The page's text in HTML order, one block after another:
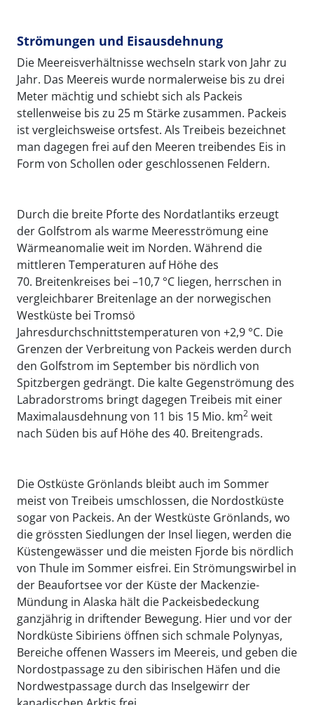
Strömungen und Eisausdehnung
Die Meereisverhältnisse wechseln stark von Jahr zu
Jahr. Das Meereis wurde normalerweise bis zu drei
Meter mächtig und schiebt sich als Packeis
stellenweise bis zu 25 m Stärke zusammen. Packeis
ist vergleichsweise ortsfest. Als Treibeis bezeichnet
man dagegen frei auf den Meeren treibendes Eis in
Form von Schollen oder geschlossenen Feldern.
Durch die breite Pforte des Nordatlantiks erzeugt
der Golfstrom als warme Meeresströmung eine
Wärmeanomalie weit im Norden. Während die
mittleren Temperaturen auf Höhe des
70. Breitenkreises bei –10,7 °C liegen, herrschen in
vergleichbarer Breitenlage an der norwegischen
Westküste bei Tromsö
Jahresdurchschnittstemperaturen von +2,9 °C. Die
Grenzen der Verbreitung von Packeis werden durch
den Golfstrom im September bis nördlich von
Spitzbergen gedrängt. Die kalte Gegenströmung des
Labradorstroms bringt dagegen Treibeis mit einer
Maximalausdehnung von 11 bis 15 Mio. km2 weit
nach Süden bis auf Höhe des 40. Breitengrads.
Die Ostküste Grönlands bleibt auch im Sommer
meist von Treibeis umschlossen, die Nordostküste
sogar von Packeis. An der Westküste Grönlands, wo
die grössten Siedlungen der Insel liegen, werden die
Küstengewässer und die meisten Fjorde bis nördlich
von Thule im Sommer eisfrei. Ein Strömungswirbel in
der Beaufortsee vor der Küste der Mackenzie-
Mündung in Alaska hält die Packeisbedeckung
ganzjährig in driftender Bewegung. Hier und vor der
Nordküste Sibiriens öffnen sich schmale Polynyas,
Bereiche offenen Wassers im Meereis, und geben die
Nordostpassage zu den sibirischen Häfen und die
Nordwestpassage durch das Inselgewirr der